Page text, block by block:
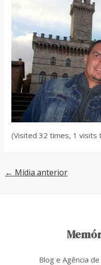
(Visited 32 times, 1 visits
← Mídia anterior
Blog e Agência